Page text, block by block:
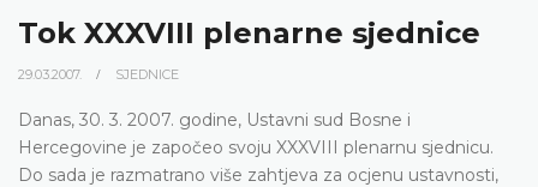
Tok XXXVIII plenarne sjednice
29.03.2007. SJEDNICE
Danas, 30. 3. 2007. godine, Ustavni sud Bosne i
Hercegovine je započeo svoju XXXVIII plenarnu sjednicu.
Do sada je razmatrano više zahtjeva za ocjenu ustavnosti,